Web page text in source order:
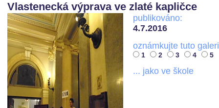
Vlastenecká výprava ve zlaté kapličce
publikováno:
4.7.2016
oznámkujte tuto
1 2 3 4 5
... jako ve škole